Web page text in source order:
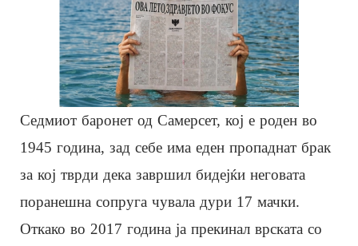
Седмиот баронет од Самерсет, кој е роден во
1945 година, зад себе има еден пропаднат брак
за кој тврди дека завршил бидејќи неговата
поранешна сопруга чувала дури 17 мачки.
Откако во 2017 година ја прекинал врската со